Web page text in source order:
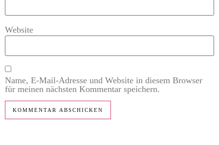
Website
Name, E-Mail-Adresse und Website in diesem Browser
für meinen nächsten Kommentar speichern.